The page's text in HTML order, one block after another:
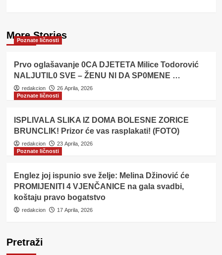
More Stories
Poznate ličnosti
Prvo oglašavanje 0CA DJETETA Milice Todorović
NALJUTlL0 SVE – ŽENU Nl DA SP0MENE …
redakcion
26 Aprila, 2026
Poznate ličnosti
ISPLIVALA SLIKA IZ DOMA BOLESNE ZORICE
BRUNCLIK! Prizor će vas rasplakati! (FOTO)
redakcion
23 Aprila, 2026
Poznate ličnosti
Englez joj ispunio sve želje: Melina Džinović će
PROMIJENITI 4 VJENČANICE na gala svadbi,
koštaju pravo bogatstvo
redakcion 17 Aprila, 2026
Pretraži